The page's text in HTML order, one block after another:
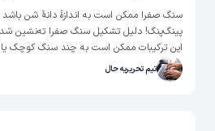
سنگ صفرا ممکن است به اندازۀ دانۀ شن باشد
پینگ‌پنگ! دلیل تشکیل سنگ صفرا ته‌نشین
این ترکیبات ممکن است به چند سنگ کوچک
تیم تحریریه حال